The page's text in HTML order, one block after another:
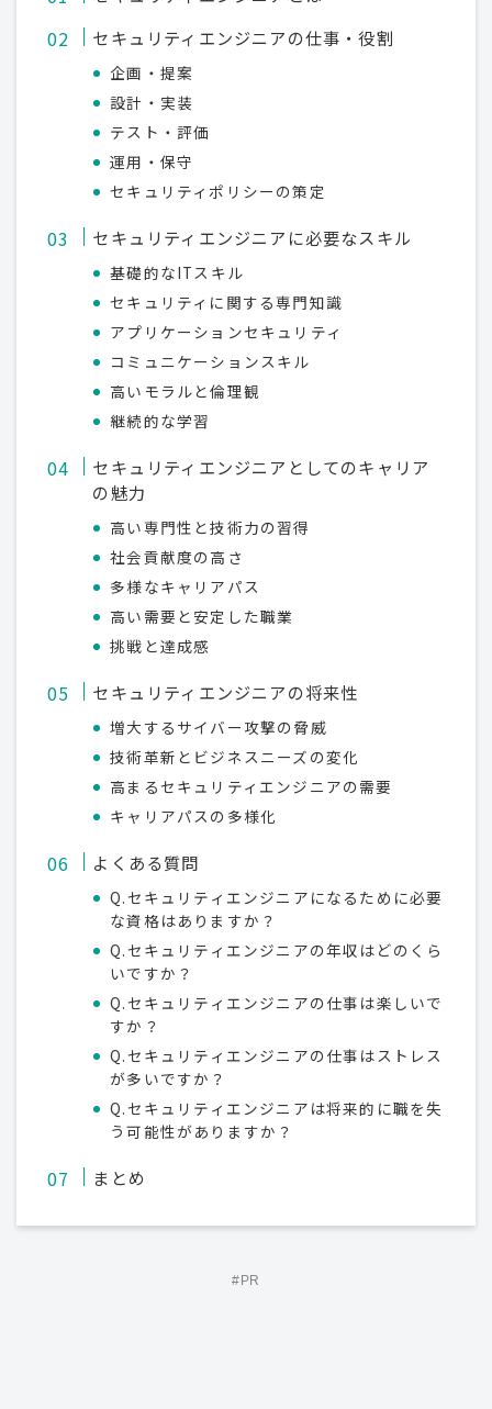
セキュリティエンジニアの仕事・役割
企画・提案
設計・実装
テスト・評価
運用・保守
セキュリティポリシーの策定
セキュリティエンジニアに必要なスキル
基礎的なITスキル
セキュリティに関する専門知識
アプリケーションセキュリティ
コミュニケーションスキル
高いモラルと倫理観
継続的な学習
セキュリティエンジニアとしてのキャリア
の魅力
高い専門性と技術力の習得
社会貢献度の高さ
多様なキャリアパス
高い需要と安定した職業
挑戦と達成感
セキュリティエンジニアの将来性
増大するサイバー攻撃の脅威
技術革新とビジネスニーズの変化
高まるセキュリティエンジニアの需要
キャリアパスの多様化
よくある質問
Q.セキュリティエンジニアになるために必要
な資格はありますか？
Q.セキュリティエンジニアの年収はどのくら
いですか？
Q.セキュリティエンジニアの仕事は楽しいで
すか？
Q.セキュリティエンジニアの仕事はストレス
が多いですか？
Q.セキュリティエンジニアは将来的に職を失
う可能性がありますか？
まとめ
#PR